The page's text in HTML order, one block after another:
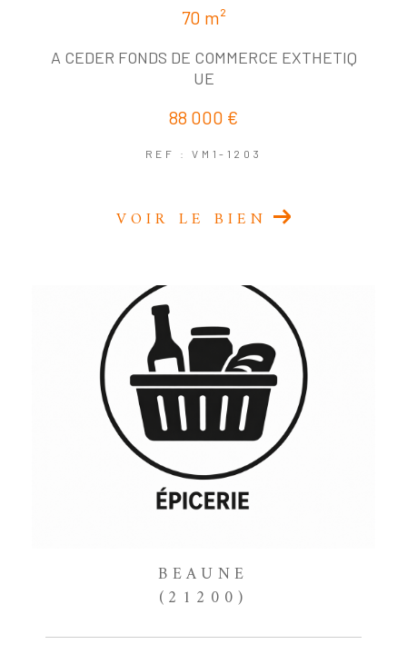
70 m²
A CEDER FONDS DE COMMERCE EXTHETIQ
UE
88 000 €
REF : VM1-1203
VOIR LE BIEN
BEAUNE
(21200)